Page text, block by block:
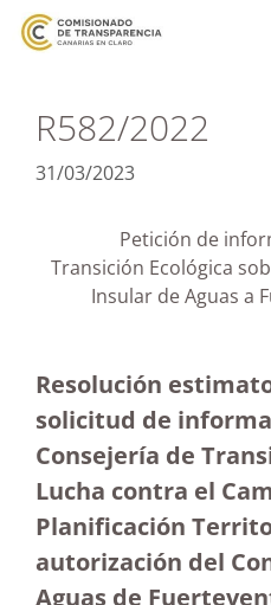
R582/2022
31/03/2023
Petición de
Transición Ecológica
Insular de Aguas a
Resolución
solicitud de
Consejería de
Lucha contra el
Planificación
autorización del
Aguas de